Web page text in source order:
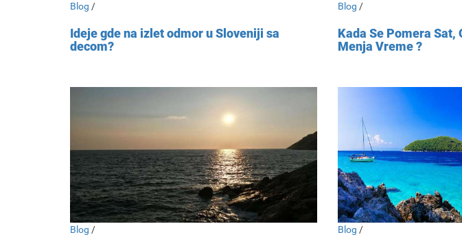
Blog /
Ideje gde na izlet odmor u Sloveniji sa
decom?
Blog /
Kada Se Pomera Sat,
Menja Vreme ?
Blog / Blog /